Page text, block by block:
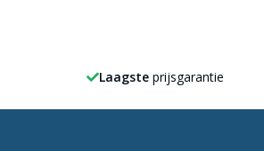
Laagste prijsgarantie